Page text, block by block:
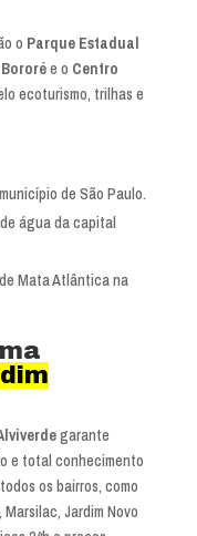
o Parque Estadual
Bororée o Centro
ecoturismo, trilhas e
de São Paulo.
água da capital
Mata Atlântica na
garante
e total conhecimento
os bairros, como
Jardim Novo